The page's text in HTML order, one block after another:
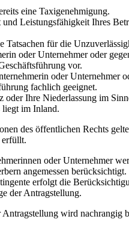
eine Taxigenehmigung.
Leistungsfähigkeit Ihres
Tatsachen für die
oder Unternehmer oder
vor.
oder Unternehmer
fachlich geeignet.
oder Ihre Niederlassung im
liegt im Inland.
des öffentlichen Rechts
erfüllt.
oder Unternehmer
angemessen
erfolgt die
der Antragstellung.
wird nachrangig